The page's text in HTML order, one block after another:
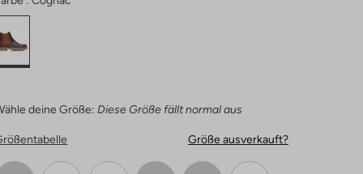
deine Größe: Diese Größe fällt normal aus
Größe ausverkauft?